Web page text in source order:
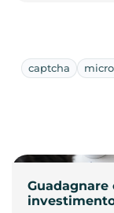
captcha
Guadagnare